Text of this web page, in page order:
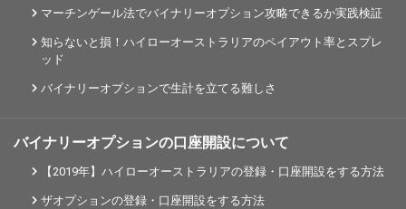
マーチンゲール法でバイナリーオプション攻略できるか実践検証
知らないと損！ハイローオーストラリアのペイアウト率とスプレ
ッド
バイナリーオプションで生計を立てる難しさ
バイナリーオプションの口座開設について
【2019年】ハイローオーストラリアの登録・口座開設をする方法
ザオプションの登録・口座開設をする方法